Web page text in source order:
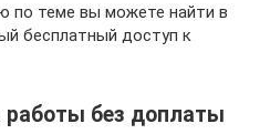
по теме вы можете найти в
бесплатный доступ к
работы без доплаты